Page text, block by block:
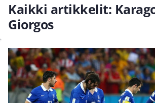
Kaikki artikkelit:
Giorgos